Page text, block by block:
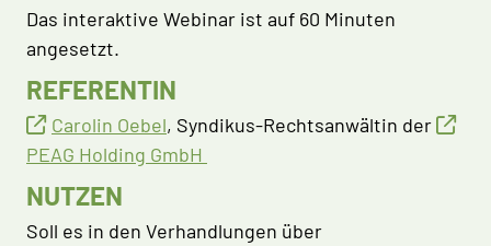
Das interaktive Webinar ist auf 60 Minuten
angesetzt.
REFERENTIN
Carolin Oebel, Syndikus-Rechtsanwältin der
PEAG Holding GmbH
NUTZEN
Soll es in den Verhandlungen über